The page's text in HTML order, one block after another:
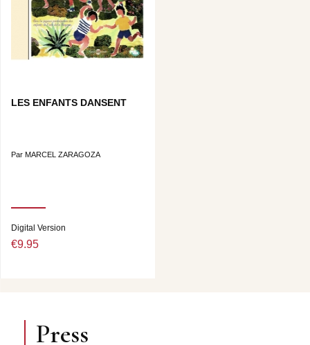
LES ENFANTS DANSENT
Par MARCEL ZARAGOZA
Digital Version
€9.95
Press